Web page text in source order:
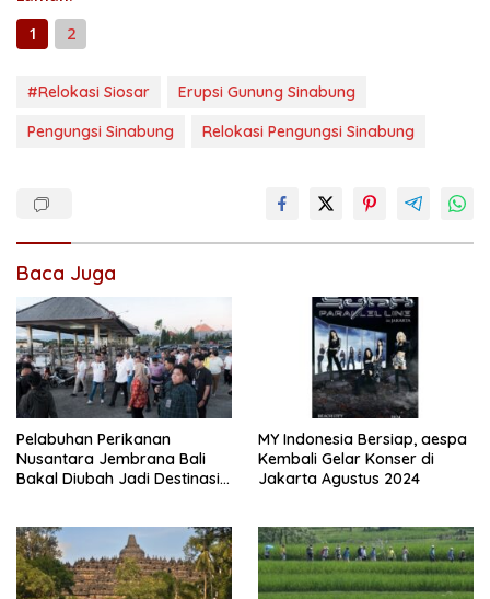
1
2
#Relokasi Siosar
Erupsi Gunung Sinabung
Pengungsi Sinabung
Relokasi Pengungsi Sinabung
Baca Juga
Pelabuhan Perikanan
Nusantara Jembrana Bali
Bakal Diubah Jadi Destinasi
MY Indonesia Bersiap, aespa
Kembali Gelar Konser di
Jakarta Agustus 2024